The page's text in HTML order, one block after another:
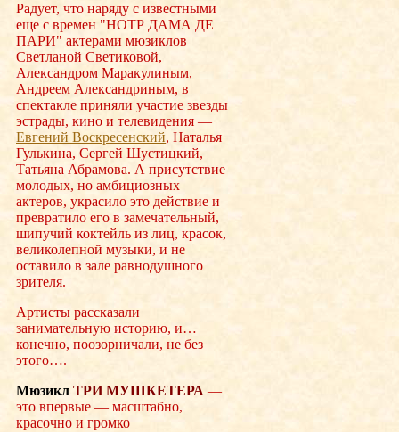
Радует, что наряду с известными
еще с времен "НОТР ДАМА ДЕ
ПАРИ" актерами мюзиклов
Светланой Светиковой,
Александром Маракулиным,
Андреем Александриным, в
спектакле приняли участие звезды
эстрады, кино и телевидения —
Евгений Воскресенский, Наталья
Гулькина, Сергей Шустицкий,
Татьяна Абрамова. А присутствие
молодых, но амбициозных
актеров, украсило это действие и
превратило его в замечательный,
шипучий коктейль из лиц, красок,
великолепной музыки, и не
оставило в зале равнодушного
зрителя.
Артисты рассказали
занимательную историю, и…
конечно, поозорничали, не без
этого….
Мюзикл ТРИ МУШКЕТЕРА —
это впервые — масштабно,
красочно и громко